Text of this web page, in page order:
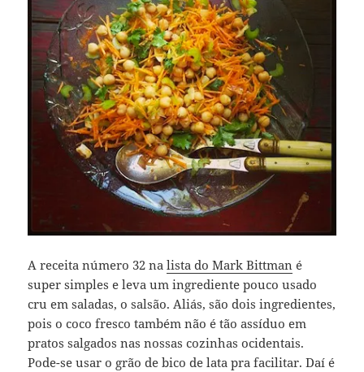
A receita número 32 nalista do Mark Bittman é
super simples e leva um ingrediente pouco usado
cru em saladas, o salsão. Aliás, são dois ingredientes,
pois o coco fresco também não é tão assíduo em
pratos salgados nas nossas cozinhas ocidentais.
Pode-se usar o grão de bico de lata pra facilitar. Daí é